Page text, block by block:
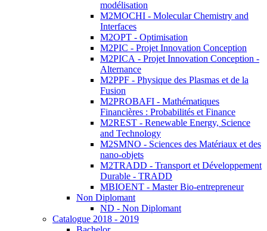
modélisation
M2MOCHI - Molecular Chemistry and
Interfaces
M2OPT - Optimisation
M2PIC - Projet Innovation Conception
M2PICA - Projet Innovation Conception -
Alternance
M2PPF - Physique des Plasmas et de la
Fusion
M2PROBAFI - Mathématiques
Financières : Probabilités et Finance
M2REST - Renewable Energy, Science
and Technology
M2SMNO - Sciences des Matériaux et des
nano-objets
M2TRADD - Transport et Développement
Durable - TRADD
MBIOENT - Master Bio-entrepreneur
Non Diplomant
ND - Non Diplomant
Catalogue 2018 - 2019